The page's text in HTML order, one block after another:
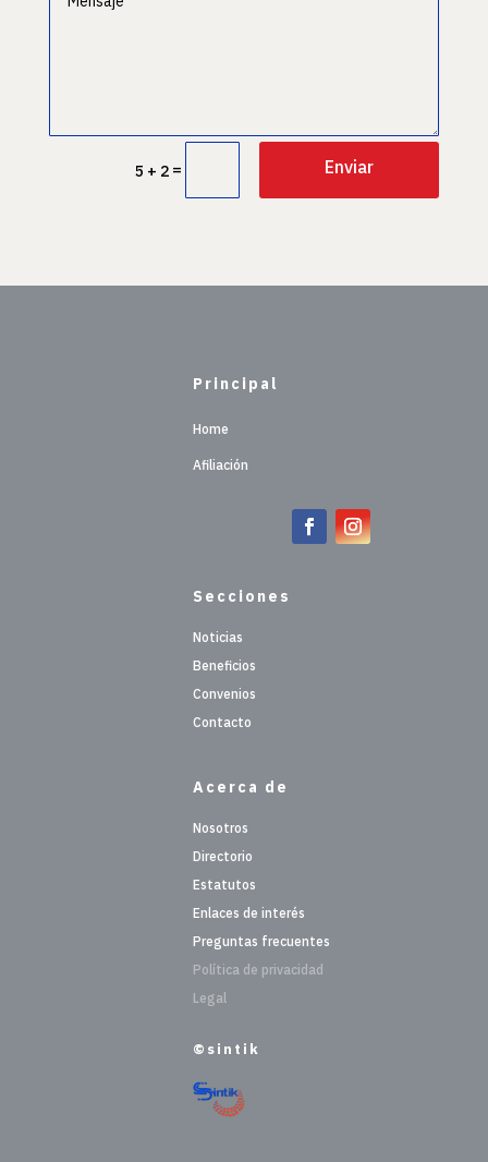
5 + 2 = Enviar
Principal
Home
Afiliación
Secciones
Noticias
Beneficios
Convenios
Contacto
Acerca de
Nosotros
Directorio
Estatutos
Enlaces de interés
Preguntas frecuentes
Política de privacidad
Legal
©sintik